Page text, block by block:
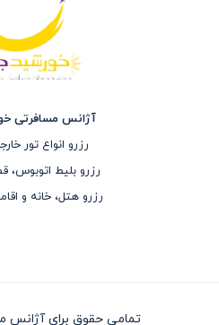
آژانس مسافرتی
رزرو انواع تور
رزرو بلیط اتوبوس،
رزرو هتل، خانه و
تمامی حقوق برای